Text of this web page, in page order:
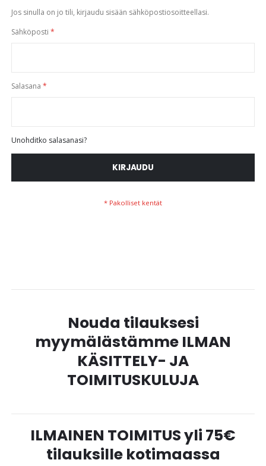
Jos sinulla on jo tili, kirjaudu sisään sähköpostiosoitteellasi.
Sähköposti
Salasana
Unohditko salasanasi?
KIRJAUDU
Nouda tilauksesi
myymälästämme ILMAN
KÄSITTELY- JA
TOIMITUSKULUJA
ILMAINEN TOIMITUS yli 75€
tilauksille kotimaassa